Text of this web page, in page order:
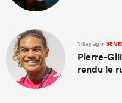
1 day ago
Pierre-
rendu le